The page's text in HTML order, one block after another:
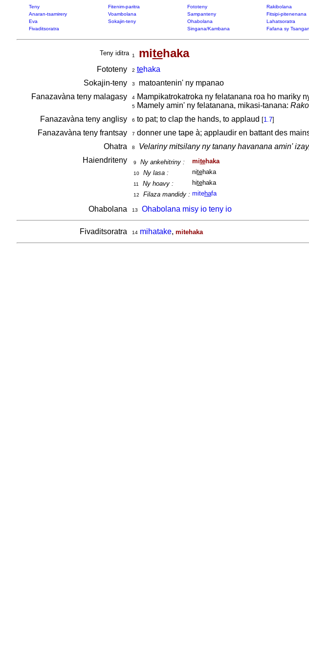
Teny Fitenim-paritra Fototeny Rakibolana
Anaran-tsamirery
Voambolana Sampanteny Fitsipi-pitenenana
Eva
Sokajin-teny Ohabolana Lahatsoratra
Fivaditsoratra
Singana/Kambana Fafana sy
Teny iditra 1 mitehaka
Fototeny 2 tehaka
Sokajin-teny
3
matoantenin' ny mpanao
Fanazavàna teny malagasy
4Mampikatrokatroka ny felatanana roa ho mariky
5Mamely amin' ny felatanana, mikasi-tanana:
Fanazavàna teny anglisy 6 to pat; to clap the hands, to applaud [1.7]
Fanazavàna teny frantsay 7 donner une tape à; applaudir en battant des
Ohatra 8 Velariny mitsilany ny tanany havanana amin'
Haiendriteny 9 Ny ankehitriny : mitehaka
10 Ny lasa : nitehaka
11 Ny hoavy : hitehaka
12 Filaza mandidy : mitehafa
Ohabolana 13 Ohabolana misy io teny io
Fivaditsoratra 14 mihatake, mitehaka